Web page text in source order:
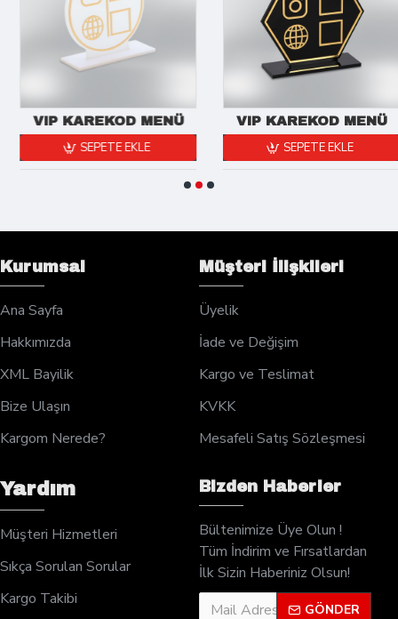
VIP KAREKOD MENÜ
SEPETE EKLE
VIP KAREKOD MENÜ
SEPETE EKLE
Kurumsal
Ana Sayfa
Hakkımızda
XML Bayilik
Bize Ulaşın
Kargom Nerede?
Müşteri İlişkileri
Üyelik
İade ve Değişim
Kargo ve Teslimat
KVKK
Mesafeli Satış Sözleşmesi
Yardım
Müşteri Hizmetleri
Sıkça Sorulan Sorular
Kargo Takibi
Bizden Haberler
Bültenimize Üye Olun !
Tüm İndirim ve Fırsatlardan
İlk Sizin Haberiniz Olsun!
GÖNDER